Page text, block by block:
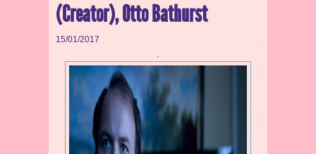
(Creator), Otto Bathurst
15/01/2017